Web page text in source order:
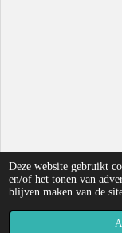
Deze website gebruikt
en/of het tonen van
blijven maken van de
© 2019 - 2026 Gewoon bij